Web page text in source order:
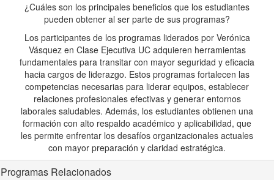
¿Cuáles son los principales beneficios que los estudiantes
pueden obtener al ser parte de sus programas?
Los participantes de los programas liderados por Verónica
Vásquez en Clase Ejecutiva UC adquieren herramientas
fundamentales para transitar con mayor seguridad y eficacia
hacia cargos de liderazgo. Estos programas fortalecen las
competencias necesarias para liderar equipos, establecer
relaciones profesionales efectivas y generar entornos
laborales saludables. Además, los estudiantes obtienen una
formación con alto respaldo académico y aplicabilidad, que
les permite enfrentar los desafíos organizacionales actuales
con mayor preparación y claridad estratégica.
Programas Relacionados